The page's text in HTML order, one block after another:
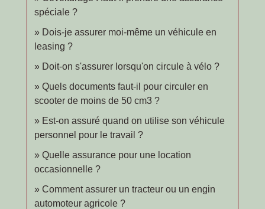
spéciale ?
Dois-je assurer moi-même un véhicule en
leasing ?
Doit-on s'assurer lorsqu'on circule à vélo ?
Quels documents faut-il pour circuler en
scooter de moins de 50 cm3 ?
Est-on assuré quand on utilise son véhicule
personnel pour le travail ?
Quelle assurance pour une location
occasionnelle ?
Comment assurer un tracteur ou un engin
automoteur agricole ?